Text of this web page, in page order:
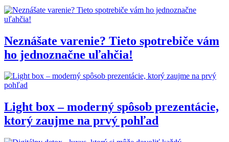
Neznášate varenie? Tieto spotrebiče vám
ho jednoznačne uľahčia!
Light box – moderný spôsob prezentácie,
ktorý zaujme na prvý pohľad